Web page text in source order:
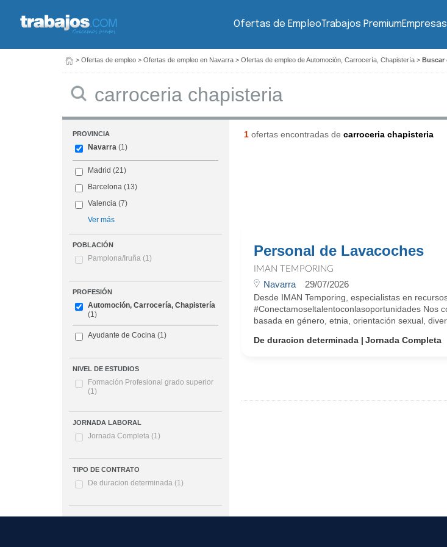
Ofertas de EmpleoTrabajos PremiumEmpresas
> Ofertas de empleo > Ofertas de empleo en Navarra > Ofertas de empleo de Automoción, Carrocería, Chapistería > Buscar
PROVINCIA
Navarra (1)
Madrid (21)
Barcelona (13)
Valencia (7)
Ver más
POBLACIÓN
Pamplona/Iruña (1)
PROFESIÓN
Automoción, Carrocería, Chapistería
(1)
Ayudante de Cocina (1)
NIVEL DE ESTUDIOS
Formación Profesional grado superior
(1)
JORNADA LABORAL
Jornada Completa (1)
TIPO DE CONTRATO
De duracion determinada (1)
1ofertas encontradas de carroceria chapisteria
Personal de Lavacoches
IMAN TEMPORING
Navarra 29/07/2026
Desde IMAN Temporing, especialistas en
#Conectamoseltalentoconlasoportunidades Nos
basada en género, etnia, orientación sexual,
De duracion determinada
Jornada Completa